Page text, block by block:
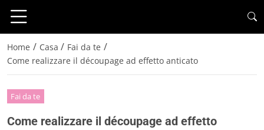
Home / Casa / Fai da te /
Come realizzare il découpage ad effetto anticato
Fai da te
Come realizzare il découpage ad effetto